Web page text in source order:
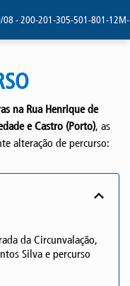
- 200-201-305-501-801-12M-
na Rua Henrique de
e Castro (Porto), as
alteração de percurso:
da Circunvalação,
Silva e percurso